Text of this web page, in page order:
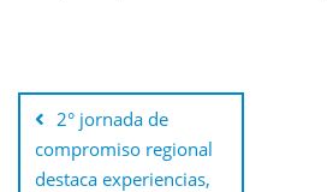
de
entradas
2° jornada de
compromiso regional
destaca experiencias,